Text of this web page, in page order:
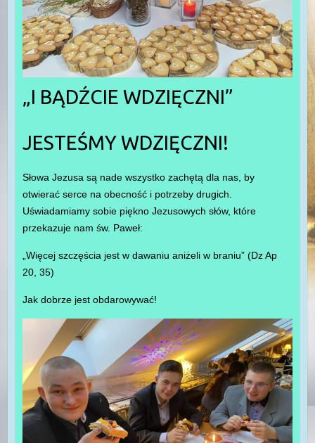
„I BĄDŹCIE WDZIĘCZNI”
JESTEŚMY WDZIĘCZNI!
Słowa Jezusa są nade wszystko zachętą dla nas, by
otwierać serce na obecność i potrzeby drugich.
Uświadamiamy sobie piękno Jezusowych słów, które
przekazuje nam św. Paweł:
„Więcej szczęścia jest w dawaniu aniżeli w braniu” (Dz Ap
20, 35)
Jak dobrze jest obdarowywać!